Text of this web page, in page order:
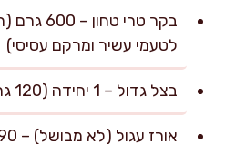
בקר טרי
לטעמי עשיר ומרקם עסיסי)
בצל גדול – 1 יחידה (120 גרם קצוץ דק מאוד)